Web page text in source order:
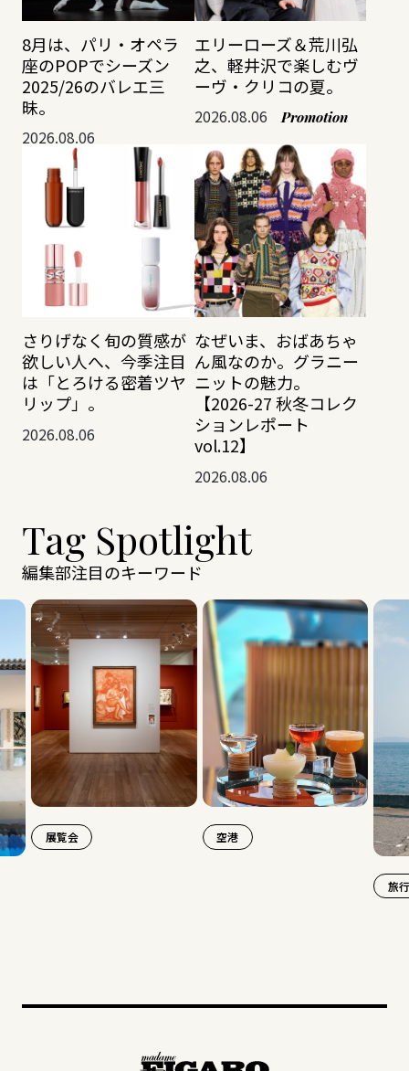
8月は、パリ・オペラ
座のPOPでシーズン
2025/26のバレエ三
昧。
2026.08.06
エリーローズ＆荒川弘
之、軽井沢で楽しむヴ
ーヴ・クリコの夏。
2026.08.06 Promotion
さりげなく旬の質感が
欲しい人へ、今季注目
は「とろける密着ツヤ
リップ」。
2026.08.06
なぜいま、おばあちゃ
ん風なのか。グラニー
ニットの魅力。
【2026-27 秋冬コレク
ションレポート
vol.12】
2026.08.06
Tag Spotlight
編集部注目のキーワード
会